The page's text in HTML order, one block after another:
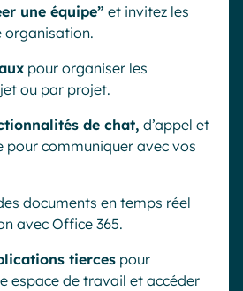
une équipe” et invitez les
organisation.
pour organiser les
ou par projet.
de chat, d’appel et
pour communiquer avec vos
documents en temps réel
avec Office 365.
tierces pour
espace de travail et accéder